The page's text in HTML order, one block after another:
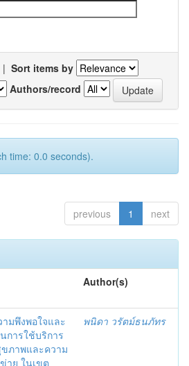
| Sort items by
Authors/record
time: 0.0 seconds).
previous 1 next
Author(s)
มพึงพอใจและ
การใช้บริการ
ภาพและความ
าย ในเขต
พนิดา วรัตม์ธนภัทร